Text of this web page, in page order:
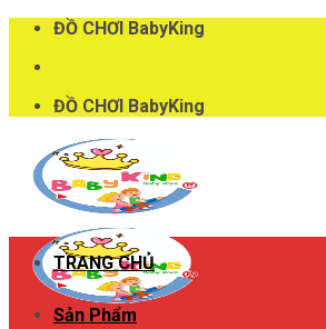
Skip
content
ĐỒ CHƠI BabyKing
ĐỒ CHƠI BabyKing
TRANG CHỦ
Sản Phẩm